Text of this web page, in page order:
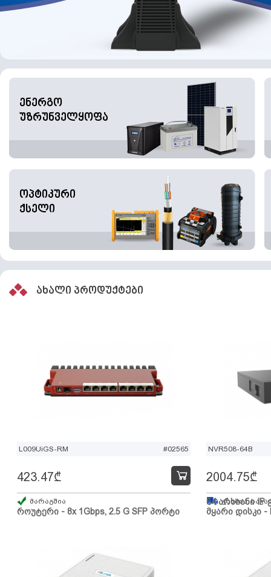
ენერგო
უზრუნველყოფა
ოპტიკური
ქსელი
ახალი პროდუქტები
L009UiGS-RM #02565
როუტერი - 8x 1Gbps, 2.5 G SFP პორტი
423.47₾
მარაგშია
NVR508-64B
64 არხიანი IP
მყარი დისკი -
2004.75₾
გზაშია,